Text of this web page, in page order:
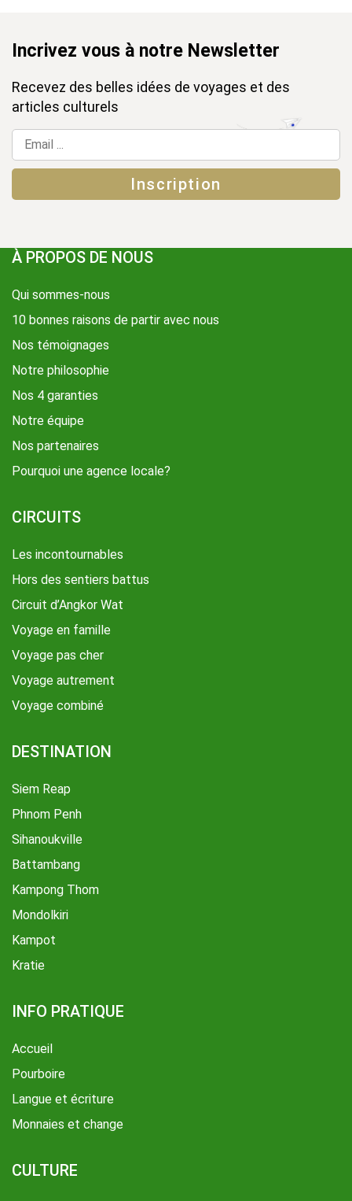
Incrivez vous à notre Newsletter
Recevez des belles idées de voyages et des
articles culturels
À PROPOS DE NOUS
Qui sommes-nous
10 bonnes raisons de partir avec nous
Nos témoignages
Notre philosophie
Nos 4 garanties
Notre équipe
Nos partenaires
Pourquoi une agence locale?
CIRCUITS
Les incontournables
Hors des sentiers battus
Circuit d’Angkor Wat
Voyage en famille
Voyage pas cher
Voyage autrement
Voyage combiné
DESTINATION
Siem Reap
Phnom Penh
Sihanoukville
Battambang
Kampong Thom
Mondolkiri
Kampot
Kratie
INFO PRATIQUE
Accueil
Pourboire
Langue et écriture
Monnaies et change
CULTURE